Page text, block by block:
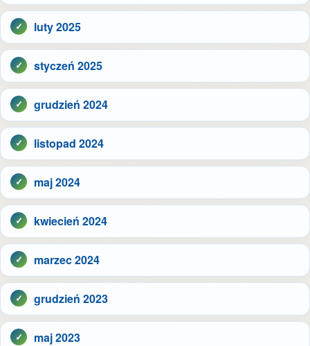
luty 2025
styczeń 2025
grudzień 2024
listopad 2024
maj 2024
kwiecień 2024
marzec 2024
grudzień 2023
maj 2023